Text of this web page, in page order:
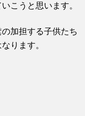
こうと思います。
加担する子供たち
ります。